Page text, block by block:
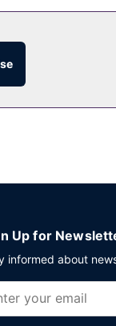
vágyik, akkor
ahol a következő
Bar / Restaurant
Up for
informed about